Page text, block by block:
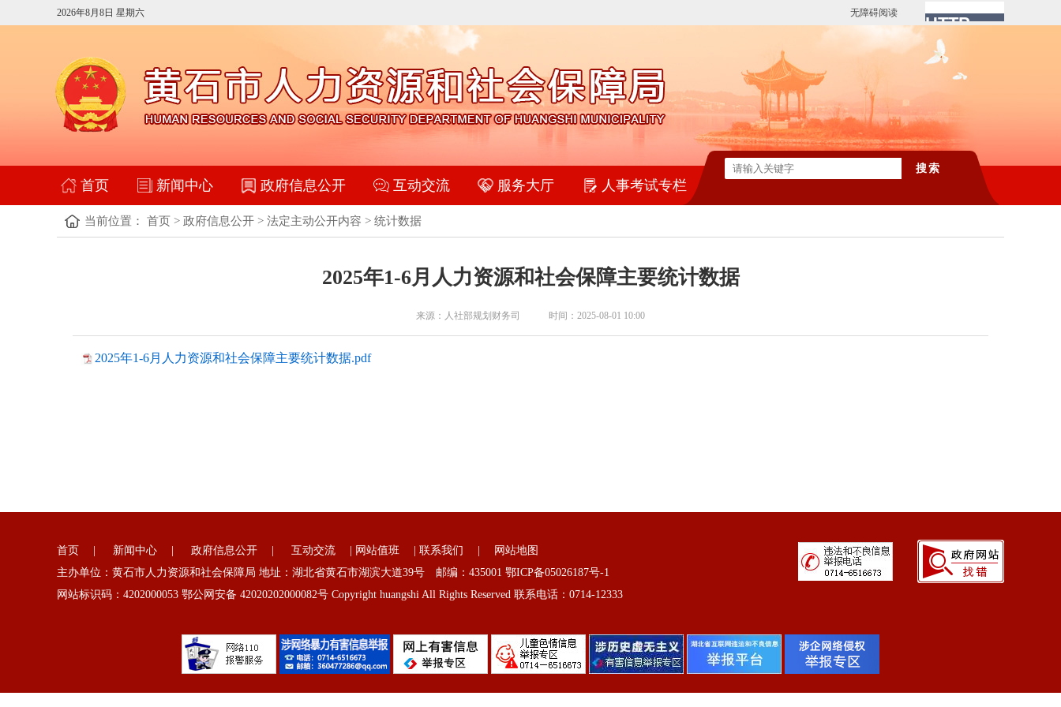
2026年8月8日 星期六 无障碍阅读
首页 新闻中心 政府信息公开 互动交流 服务大厅 人事考试专栏
当前位置： 首页 > 政府信息公开 > 法定主动公开内容 > 统计数据
2025年1-6月人力资源和社会保障主要统计数据
来源：人社部规划财务司 时间：2025-08-01 10:00
2025年1-6月人力资源和社会保障主要统计数据.pdf
首页 新闻中心 政府信息公开 互动交流 网站值班 联系我们
网站地图
主办单位：黄石市人力资源和社会保障局 地址：湖北省黄石市湖滨大道39号 邮编：435001 鄂ICP备05026187号-1
网站标识码：4202000053 鄂公网安备 42020202000082号 Copyright huangshi All Rights Reserved 联系电话：0714-12333